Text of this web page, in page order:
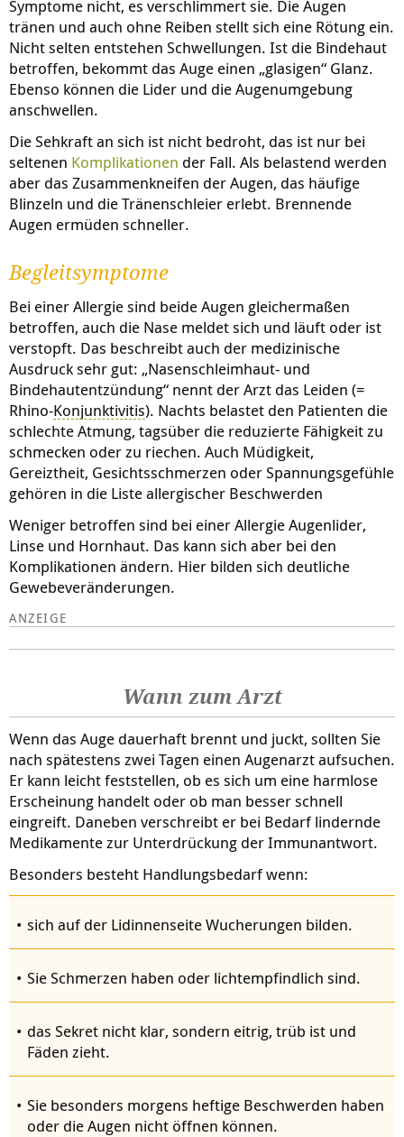
Symptome nicht, es verschlimmert sie. Die Augen
tränen und auch ohne Reiben stellt sich eine Rötung ein.
Nicht selten entstehen Schwellungen. Ist die Bindehaut
betroffen, bekommt das Auge einen „glasigen“ Glanz.
Ebenso können die Lider und die Augenumgebung
anschwellen.
Die Sehkraft an sich ist nicht bedroht, das ist nur bei
seltenen Komplikationen der Fall. Als belastend werden
aber das Zusammenkneifen der Augen, das häufige
Blinzeln und die Tränenschleier erlebt. Brennende
Augen ermüden schneller.
Begleitsymptome
Bei einer Allergie sind beide Augen gleichermaßen
betroffen, auch die Nase meldet sich und läuft oder ist
verstopft. Das beschreibt auch der medizinische
Ausdruck sehr gut: „Nasenschleimhaut- und
Bindehautentzündung“ nennt der Arzt das Leiden (=
Rhino-Konjunktivitis). Nachts belastet den Patienten die
schlechte Atmung, tagsüber die reduzierte Fähigkeit zu
schmecken oder zu riechen. Auch Müdigkeit,
Gereiztheit, Gesichtsschmerzen oder Spannungsgefühle
gehören in die Liste allergischer Beschwerden
Weniger betroffen sind bei einer Allergie Augenlider,
Linse und Hornhaut. Das kann sich aber bei den
Komplikationen ändern. Hier bilden sich deutliche
Gewebeveränderungen.
Wann zum Arzt
Wenn das Auge dauerhaft brennt und juckt, sollten Sie
nach spätestens zwei Tagen einen Augenarzt aufsuchen.
Er kann leicht feststellen, ob es sich um eine harmlose
Erscheinung handelt oder ob man besser schnell
eingreift. Daneben verschreibt er bei Bedarf lindernde
Medikamente zur Unterdrückung der Immunantwort.
Besonders besteht Handlungsbedarf wenn:
sich auf der Lidinnenseite Wucherungen bilden.
Sie Schmerzen haben oder lichtempfindlich sind.
das Sekret nicht klar, sondern eitrig, trüb ist und
Fäden zieht.
Sie besonders morgens heftige Beschwerden haben
oder die Augen nicht öffnen können.